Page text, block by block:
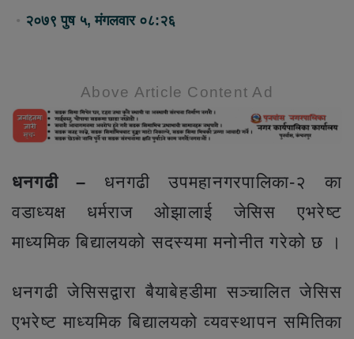
२०७९ पुष ५, मंगलवार ०८:२६
Above Article Content Ad
धनगढी – धनगढी उपमहानगरपालिका-२ का
वडाध्यक्ष धर्मराज ओझालाई जेसिस एभरेष्ट
माध्यमिक बिद्यालयको सदस्यमा मनोनीत गरेको छ ।
धनगढी जेसिसद्वारा बैयाबेहडीमा सञ्चालित जेसिस
एभरेष्ट माध्यमिक बिद्यालयको व्यवस्थापन समितिका